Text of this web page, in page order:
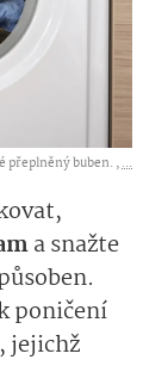
přeplněný buben. ,...
a snažte
poničení
jejichž